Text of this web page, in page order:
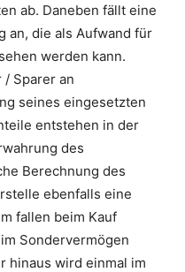
ab. Daneben fällt eine
an, die als Aufwand für
werden kann.
Sparer an
seines eingesetzten
entstehen in der
des
Berechnung des
ebenfalls eine
fallen beim Kauf
Sondervermögen
hinaus wird einmal im